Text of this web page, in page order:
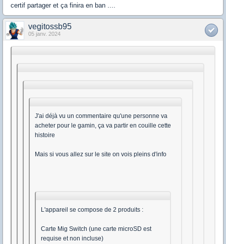
certif partager et ça finira en ban ....
vegitossb95
05 janv. 2024
J'ai déjà vu un commentaire qu'une personne va
acheter pour le gamin, ça va partir en couille cette
histoire
Mais si vous allez sur le site on vois pleins d'info
L'appareil se compose de 2 produits :
Carte Mig Switch (une carte microSD est
requise et non incluse)